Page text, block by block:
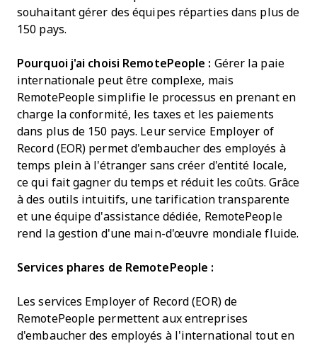
souhaitant gérer des équipes réparties dans plus de
150 pays.
Pourquoi j'ai choisi RemotePeople : Gérer la paie
internationale peut être complexe, mais
RemotePeople simplifie le processus en prenant en
charge la conformité, les taxes et les paiements
dans plus de 150 pays. Leur service Employer of
Record (EOR) permet d'embaucher des employés à
temps plein à l'étranger sans créer d'entité locale,
ce qui fait gagner du temps et réduit les coûts. Grâce
à des outils intuitifs, une tarification transparente
et une équipe d'assistance dédiée, RemotePeople
rend la gestion d'une main-d'œuvre mondiale fluide.
Services phares de RemotePeople :
Les services Employer of Record (EOR) de
RemotePeople permettent aux entreprises
d'embaucher des employés à l'international tout en